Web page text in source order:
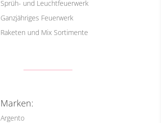
Sprüh- und Leuchtfeuerwerk
Ganzjähriges Feuerwerk
Raketen und Mix Sortimente
Marken:
Argento